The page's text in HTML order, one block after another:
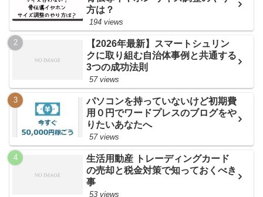
方は？
194 views
【2026年最新】スマートシュリン
クに取り組む自治体事例と共通する
3つの成功法則
57 views
パソコンを持っていないけど初期費
用０円でワードプレスのブログをや
りたいあなたへ
57 views
生活用動産 トレーディングカード
の売却と税金対策で知っておくべき
事
53 views